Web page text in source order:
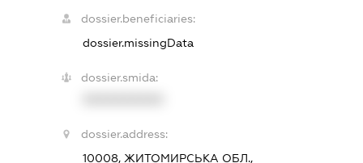
dossier.beneficiaries:
dossier.missingData
dossier.smida:
dossier.address:
10008, ЖИТОМИРСЬКА ОБЛ.,